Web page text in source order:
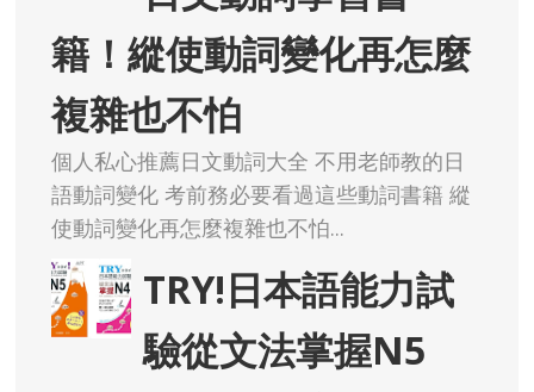
籍！縱使動詞變化再怎麼
複雜也不怕
個人私心推薦日文動詞大全 不用老師教的日
語動詞變化 考前務必要看過這些動詞書籍 縱
使動詞變化再怎麼複雜也不怕...
TRY!日本語能力試
驗從文法掌握N5